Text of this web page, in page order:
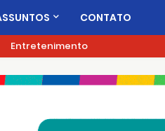
CONTATO
Entretenimento